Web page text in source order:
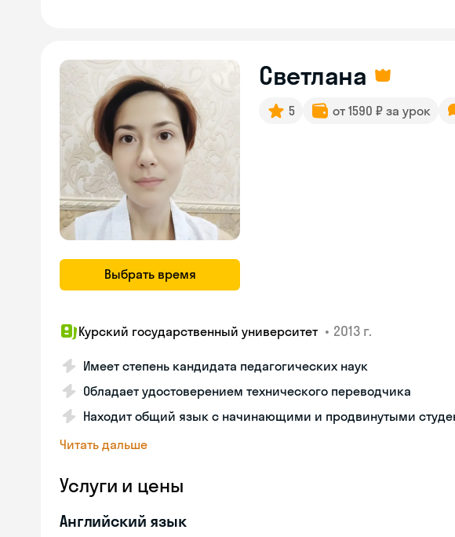
Выбрать время
Светлана
5 от 1590 ₽ за урок
Курский государственный университет • 2013 г.
Имеет степень кандидата педагогических наук
Обладает удостоверением технического переводчика
Находит общий язык с начинающими и продвинутыми
Читать дальше
Услуги и цены
Английский язык